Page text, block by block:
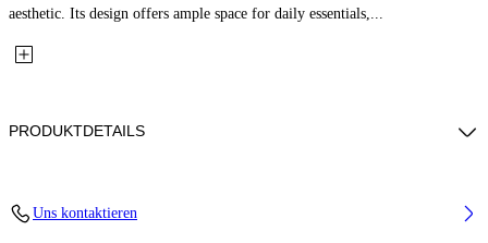
aesthetic. Its design offers ample space for daily essentials,...
PRODUKTDETAILS
Uns kontaktieren